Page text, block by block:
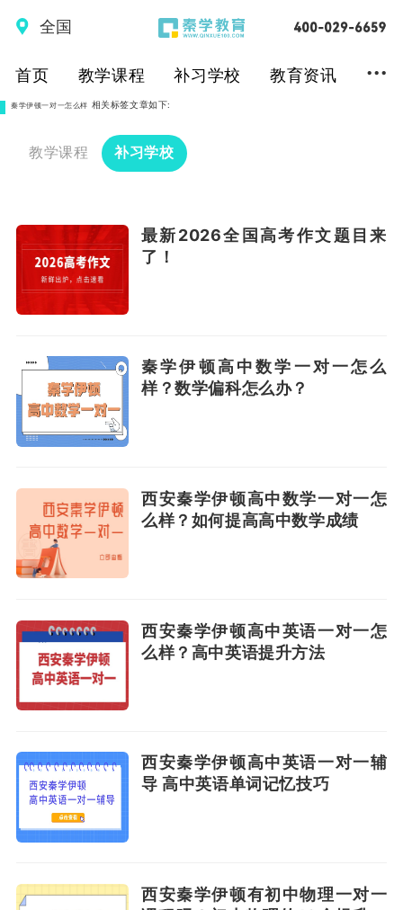
全国
首页 教学课程 补习学校 教育资讯 ...
秦学伊顿一对一怎么样 相关标签文章如下:
教学课程 补习学校
最新2026全国高考作文题目来
了！
秦学伊顿高中数学一对一怎么
样？数学偏科怎么办？
西安秦学伊顿高中数学一对一怎
么样？如何提高高中数学成绩
西安秦学伊顿高中英语一对一怎
么样？高中英语提升方法
西安秦学伊顿高中英语一对一辅
导 高中英语单词记忆技巧
西安秦学伊顿有初中物理一对一